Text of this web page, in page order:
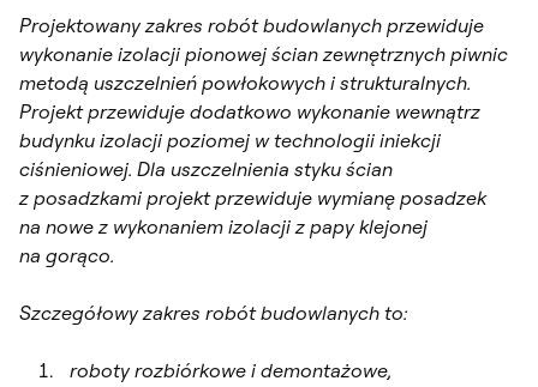
Projektowany zakres robót budowlanych przewiduje
wykonanie izolacji pionowej ścian zewnętrznych piwnic
metodą uszczelnień powłokowych i strukturalnych.
Projekt przewiduje dodatkowo wykonanie wewnątrz
budynku izolacji poziomej w technologii iniekcji
ciśnieniowej. Dla uszczelnienia styku ścian
z posadzkami projekt przewiduje wymianę posadzek
na nowe z wykonaniem izolacji z papy klejonej
na gorąco.
Szczegółowy zakres robót budowlanych to:
roboty rozbiórkowe i demontażowe,